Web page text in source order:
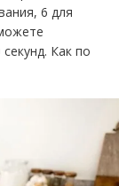
6 для
Как по